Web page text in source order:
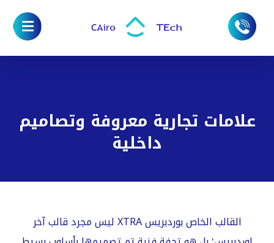
علامات تجارية معروفة وتصاميم
داخلية
القالب الخاص بوردبريس XTRA ليس مجرد قالب آخر